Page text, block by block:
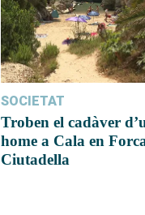
SOCIETAT
Troben el cadàver
home a Cala en
Ciutadella